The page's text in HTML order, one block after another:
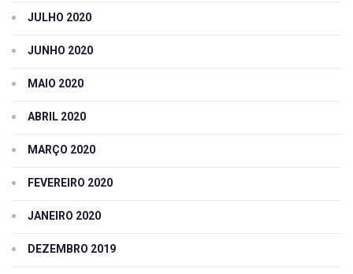
JULHO 2020
JUNHO 2020
MAIO 2020
ABRIL 2020
MARÇO 2020
FEVEREIRO 2020
JANEIRO 2020
DEZEMBRO 2019